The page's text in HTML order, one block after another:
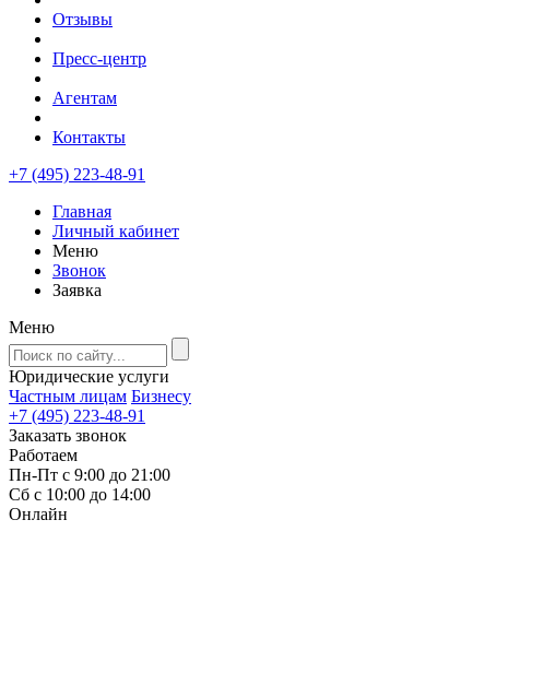
Отзывы
Пресс-центр
Агентам
Контакты
+7 (495) 223-48-91
Главная
Личный кабинет
Меню
Звонок
Заявка
Меню
Юридические услуги
Частным лицам Бизнесу
+7 (495) 223-48-91
Заказать звонок
Работаем
Пн-Пт с 9:00 до 21:00
Сб с 10:00 до 14:00
Онлайн